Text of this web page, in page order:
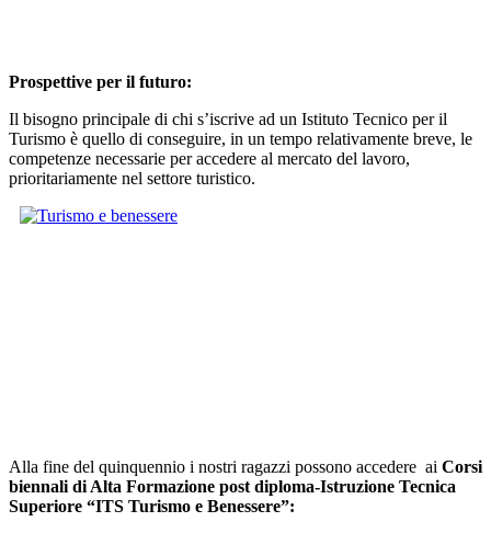
Prospettive per il futuro:
Il bisogno principale di chi s’iscrive ad un Istituto Tecnico per il
Turismo è quello di conseguire, in un tempo relativamente breve, le
competenze necessarie per accedere al mercato del lavoro,
prioritariamente nel settore turistico.
Alla fine del quinquennio i nostri ragazzi possono accedere ai Corsi
biennali di Alta Formazione post diploma-Istruzione Tecnica
Superiore “ITS Turismo e Benessere”: